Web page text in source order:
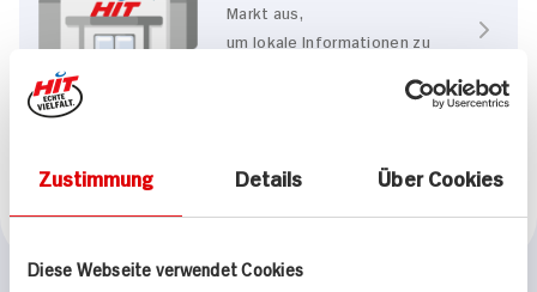
Zustimmung Details Über Cookies
Diese Webseite verwendet Cookies
Markt aus,
um lokale Informationen zu